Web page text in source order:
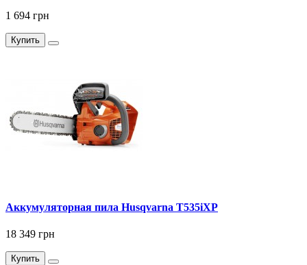
1 694 грн
Купить
Аккумуляторная пила Husqvarna T535iXP
18 349 грн
Купить